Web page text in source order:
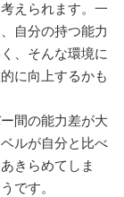
えられます。一
自分の持つ能力
、そんな環境に
に向上するかも
間の能力差が大
ルが自分と比べ
きらめてしま
です。